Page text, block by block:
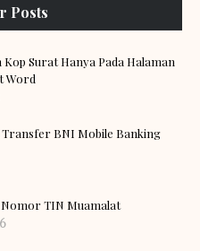
Posts
Surat Hanya Pada Halaman
Word
BNI Mobile Banking
TIN Muamalat